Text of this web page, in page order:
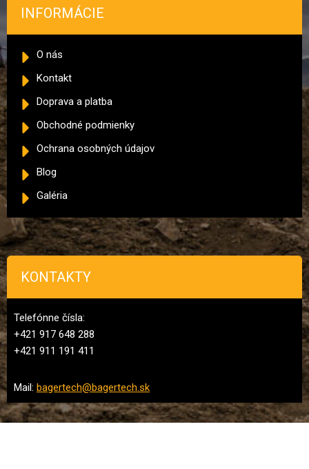
INFORMÁCIE
O nás
Kontakt
Doprava a platba
Obchodné podmienky
Ochrana osobných údajov
Blog
Galéria
KONTAKTY
Telefónne čísla:
+421 917 648 288
+421 911 191 411
Mail: bagertech@bagertech.sk